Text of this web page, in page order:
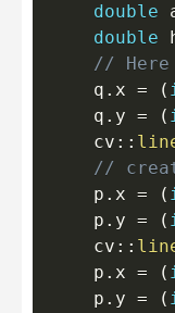
double
double
// Here
    q
. x = (
    q
. y = (
    cv
::
//
    p
. x = (
    p
. y = (
    cv
::
    p
. x = (
    p
. y = (